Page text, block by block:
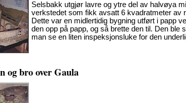
Selsbakk utgjør lavre og ytre del av halvøya
verkstedet som fikk avsatt 6 kvadratmeter
Dette var en midlertidig bygning utført i papp
den opp på papp, og så brette den til. Den
man se en liten inspeksjonsluke for den
og bro over Gaula